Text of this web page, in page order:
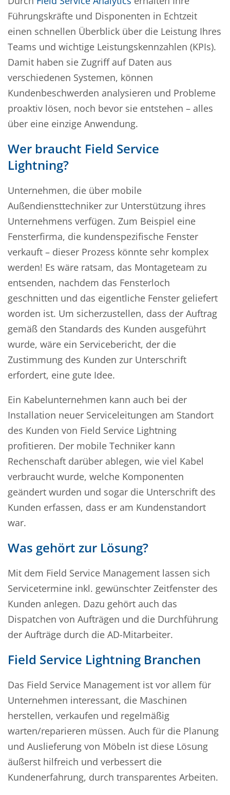
Führungskräfte und Disponenten in Echtzeit
einen schnellen Überblick über die Leistung Ihres
Teams und wichtige Leistungskennzahlen (KPIs).
Damit haben sie Zugriff auf Daten aus
verschiedenen Systemen, können
Kundenbeschwerden analysieren und Probleme
proaktiv lösen, noch bevor sie entstehen – alles
über eine einzige Anwendung.
Wer braucht Field Service
Lightning?
Unternehmen, die über mobile
Außendiensttechniker zur Unterstützung ihres
Unternehmens verfügen. Zum Beispiel eine
Fensterfirma, die kundenspezifische Fenster
verkauft – dieser Prozess könnte sehr komplex
werden! Es wäre ratsam, das Montageteam zu
entsenden, nachdem das Fensterloch
geschnitten und das eigentliche Fenster geliefert
worden ist. Um sicherzustellen, dass der Auftrag
gemäß den Standards des Kunden ausgeführt
wurde, wäre ein Servicebericht, der die
Zustimmung des Kunden zur Unterschrift
erfordert, eine gute Idee.
Ein Kabelunternehmen kann auch bei der
Installation neuer Serviceleitungen am Standort
des Kunden von Field Service Lightning
profitieren. Der mobile Techniker kann
Rechenschaft darüber ablegen, wie viel Kabel
verbraucht wurde, welche Komponenten
geändert wurden und sogar die Unterschrift des
Kunden erfassen, dass er am Kundenstandort
war.
Was gehört zur Lösung?
Mit dem Field Service Management lassen sich
Servicetermine inkl. gewünschter Zeitfenster des
Kunden anlegen. Dazu gehört auch das
Dispatchen von Aufträgen und die Durchführung
der Aufträge durch die AD-Mitarbeiter.
Field Service Lightning Branchen
Das Field Service Management ist vor allem für
Unternehmen interessant, die Maschinen
herstellen, verkaufen und regelmäßig
warten/reparieren müssen. Auch für die Planung
und Auslieferung von Möbeln ist diese Lösung
äußerst hilfreich und verbessert die
Kundenerfahrung, durch transparentes Arbeiten.